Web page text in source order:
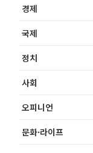
경제
국제
정치
사회
오피니언
문화·라이프